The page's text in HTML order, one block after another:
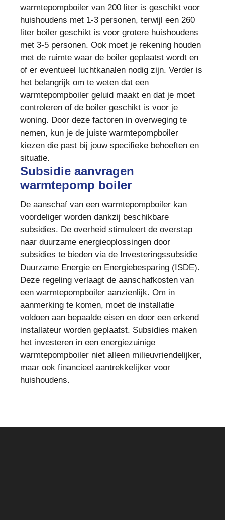
warmtepompboiler van 200 liter is geschikt voor
huishoudens met 1-3 personen, terwijl een 260
liter boiler geschikt is voor grotere huishoudens
met 3-5 personen. Ook moet je rekening houden
met de ruimte waar de boiler geplaatst wordt en
of er eventueel luchtkanalen nodig zijn. Verder is
het belangrijk om te weten dat een
warmtepompboiler geluid maakt en dat je moet
controleren of de boiler geschikt is voor je
woning. Door deze factoren in overweging te
nemen, kun je de juiste warmtepompboiler
kiezen die past bij jouw specifieke behoeften en
situatie.
Subsidie aanvragen
warmtepomp boiler
De aanschaf van een warmtepompboiler kan
voordeliger worden dankzij beschikbare
subsidies. De overheid stimuleert de overstap
naar duurzame energieoplossingen door
subsidies te bieden via de Investeringssubsidie
Duurzame Energie en Energiebesparing (ISDE).
Deze regeling verlaagt de aanschafkosten van
een warmtepompboiler aanzienlijk. Om in
aanmerking te komen, moet de installatie
voldoen aan bepaalde eisen en door een erkend
installateur worden geplaatst. Subsidies maken
het investeren in een energiezuinige
warmtepompboiler niet alleen milieuvriendelijker,
maar ook financieel aantrekkelijker voor
huishoudens.